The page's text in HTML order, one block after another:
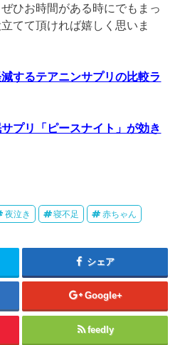
ひお時間がある時にでもまっ
てて頂ければ嬉しく思いま
するテアニンサプリの比較ラ
プリ「ピースナイト」が効き
夜泣き 寝不足 赤ちゃん
シェア
Google+
feedly